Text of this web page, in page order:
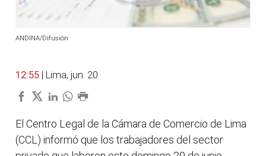
ANDINA/Difusión
12:55 | Lima, jun. 20.
El Centro Legal de la Cámara de Comercio de Lima
(CCL) informó que los trabajadores del sector